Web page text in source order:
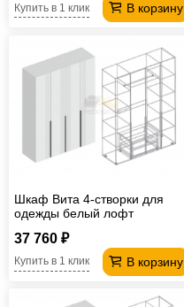
В корзину
Купить в 1 клик
Шкаф Вита 4-створки для
одежды белый лофт
37 760 ₽
В корзину
Купить в 1 клик